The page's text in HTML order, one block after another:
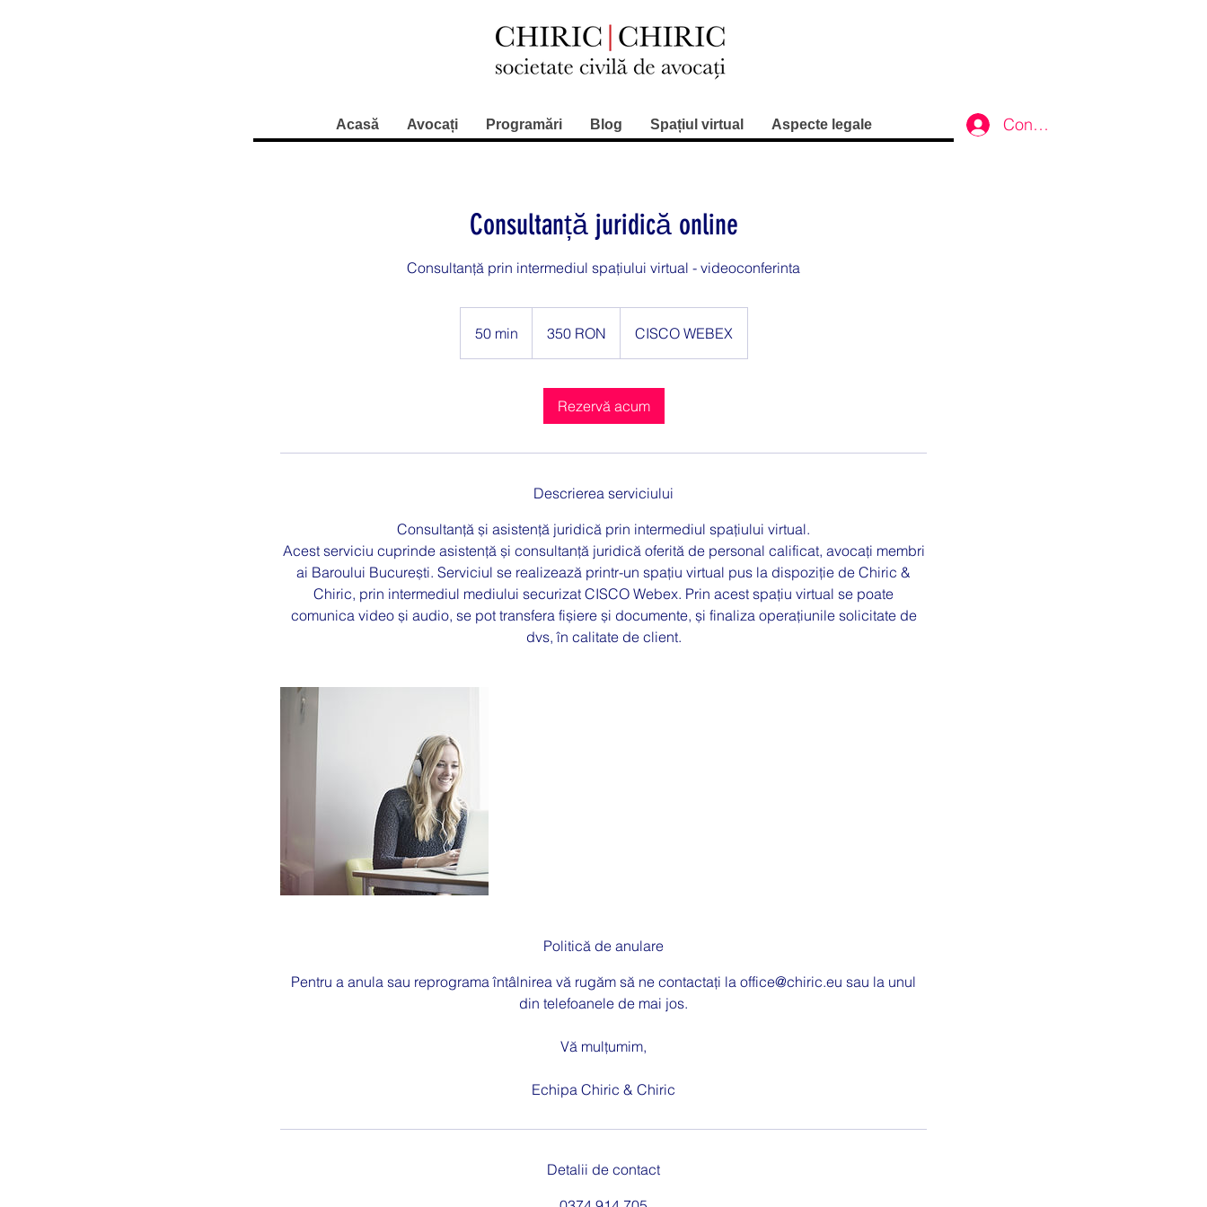
Acasă Avocați Programări Blog Spațiul virtual Aspecte legale Conectează-te
Consultanță juridică online
Consultanță prin intermediul spațiului virtual - videoconferinta
50 min
0
românești
350 RON CISCO WEBEX
Rezervă acum
Descrierea serviciului
Consultanță și asistență juridică prin intermediul spațiului virtual.
Acest serviciu cuprinde asistență și consultanță juridică oferită de personal calificat, avocați membri
ai Baroului București. Serviciul se realizează printr-un spațiu virtual pus la dispoziție de Chiric &
Chiric, prin intermediul mediului securizat CISCO Webex. Prin acest spațiu virtual se poate
comunica video și audio, se pot transfera fișiere și documente, și finaliza operațiunile solicitate de
dvs, în calitate de client.
Politică de anulare
Pentru a anula sau reprograma întâlnirea vă rugăm să ne contactați la office@chiric.eu sau la unul
din telefoanele de mai jos.
Vă mulțumim,
Echipa Chiric & Chiric
Detalii de contact